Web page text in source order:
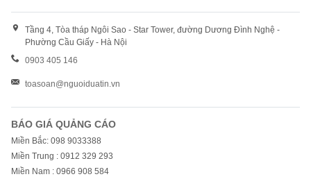
Tầng 4, Tòa tháp Ngôi Sao - Star Tower, đường Dương Đình Nghệ -
Phường Cầu Giấy - Hà Nội
0903 405 146
toasoan@nguoiduatin.vn
BÁO GIÁ QUẢNG CÁO
Miền Bắc: 098 9033388
Miền Trung : 0912 329 293
Miền Nam : 0966 908 584